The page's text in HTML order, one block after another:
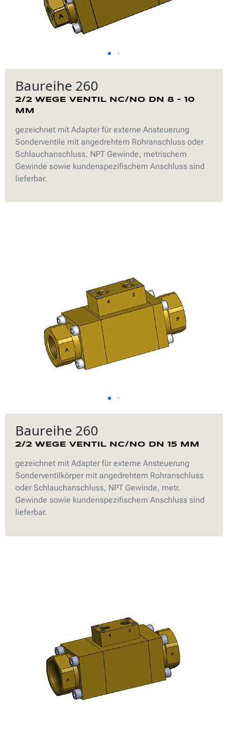
Baureihe 260
2/2 WEGE VENTIL NC/NO DN 8 – 10
MM
gezeichnet mit Adapter für externe Ansteuerung
Sonderventile mit angedrehtem Rohranschluss oder
Schlauchanschluss, NPT Gewinde, metrischem
Gewinde sowie kundenspezifischem Anschluss sind
lieferbar.
Baureihe 260
2/2 WEGE VENTIL NC/NO DN 15 MM
gezeichnet mit Adapter für externe Ansteuerung
Sonderventilkörper mit angedrehtem Rohranschluss
oder Schlauchanschluss, NPT Gewinde, metr.
Gewinde sowie kundenspezifischem Anschluss sind
lieferbar.